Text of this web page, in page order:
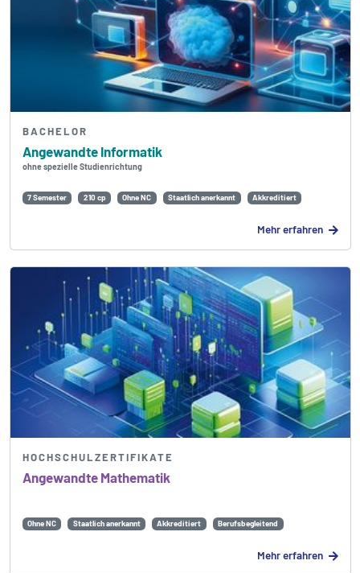
Angewandte Informatik
ohne spezielle Studienrichtung
BACHELOR
7 Semester 210 cp Ohne NC Staatlich anerkannt Akkreditiert
Mehr erfahren
Angewandte Mathematik
HOCHSCHULZERTIFIKATE
Ohne NC Staatlich anerkannt Akkreditiert Berufsbegleitend
Mehr erfahren